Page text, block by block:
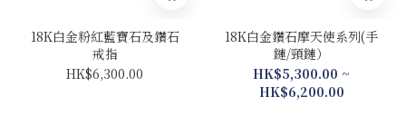
18K白金粉紅藍寶石及鑽石
戒指
HK$6,300.00
18K白金鑽石摩天使系列(手
鏈/頸鏈）
HK$5,300.00 ~
HK$6,200.00